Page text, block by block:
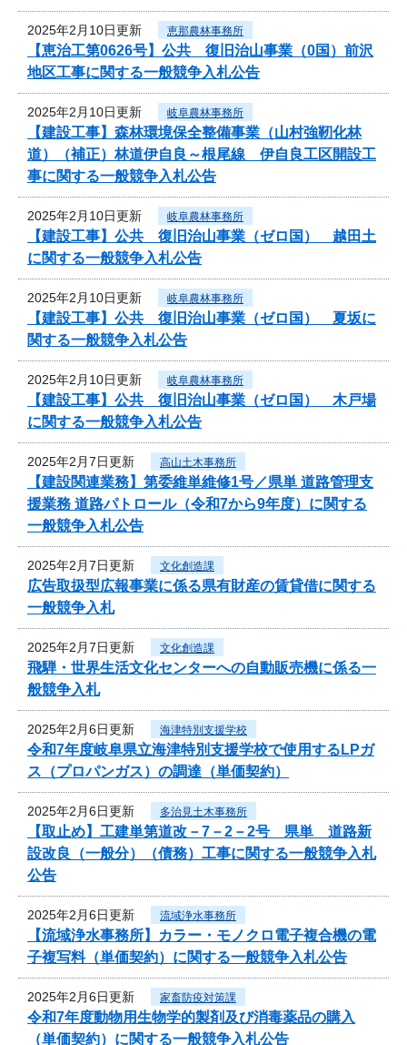
2025年2月10日更新 恵那農林事務所
【恵治工第0626号】公共 復旧治山事業（0国）前沢
地区工事に関する一般競争入札公告
2025年2月10日更新 岐阜農林事務所
【建設工事】森林環境保全整備事業（山村強靭化林
道）（補正）林道伊自良～根尾線 伊自良工区開設工
事に関する一般競争入札公告
2025年2月10日更新 岐阜農林事務所
【建設工事】公共 復旧治山事業（ゼロ国） 越田土
に関する一般競争入札公告
2025年2月10日更新 岐阜農林事務所
【建設工事】公共 復旧治山事業（ゼロ国） 夏坂に
関する一般競争入札公告
2025年2月10日更新 岐阜農林事務所
【建設工事】公共 復旧治山事業（ゼロ国） 木戸場
に関する一般競争入札公告
2025年2月7日更新 高山土木事務所
【建設関連業務】第委維単維修1号／県単 道路管理支
援業務 道路パトロール（令和7から9年度）に関する
一般競争入札公告
2025年2月7日更新 文化創造課
広告取扱型広報事業に係る県有財産の賃貸借に関する
一般競争入札
2025年2月7日更新 文化創造課
飛騨・世界生活文化センターへの自動販売機に係る一
般競争入札
2025年2月6日更新 海津特別支援学校
令和7年度岐阜県立海津特別支援学校で使用するLPガ
ス（プロパンガス）の調達（単価契約）
2025年2月6日更新 多治見土木事務所
【取止め】工建単第道改－7－2－2号 県単 道路新
設改良（一般分）（債務）工事に関する一般競争入札
公告
2025年2月6日更新 流域浄水事務所
【流域浄水事務所】カラー・モノクロ電子複合機の電
子複写料（単価契約）に関する一般競争入札公告
2025年2月6日更新 家畜防疫対策課
令和7年度動物用生物学的製剤及び消毒薬品の購入
（単価契約）に関する一般競争入札公告